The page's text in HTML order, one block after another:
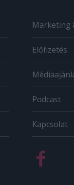
Marketing
Előfizetés
Podcast
Kapcsolat